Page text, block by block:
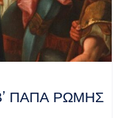
ΠΑΠΑ ΡΩΜΗΣ